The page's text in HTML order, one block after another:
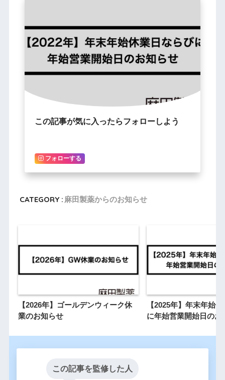
この記事が気に入ったらフォローしよう
フォローする
CATEGORY : 麻田製薬からのお知らせ
【2026年】ゴールデンウィーク休
業のお知らせ
【2025年】年末年始
に年始営業開始日のお
この記事を監修した人